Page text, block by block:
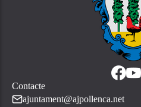
Contacte
ajuntament@ajpollenca.net